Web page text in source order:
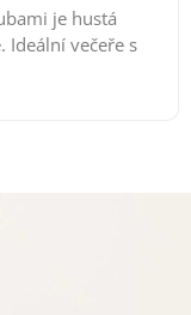
je hustá
Ideální večeře s